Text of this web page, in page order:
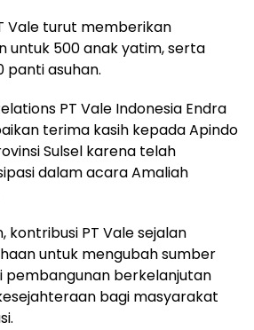
Vale turut memberikan
untuk 500 anak yatim, serta
panti asuhan.
PT Vale Indonesia Endra
terima kasih kepada Apindo
Sulsel karena telah
dalam acara Amaliah
kontribusi PT Vale sejalan
untuk mengubah sumber
pembangunan berkelanjutan
bagi masyarakat